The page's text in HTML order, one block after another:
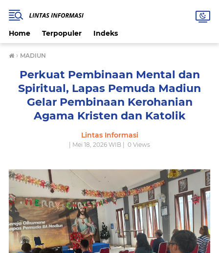
Home Terpopuler Indeks
› MADIUN
Perkuat Pembinaan Mental dan
Spiritual, Lapas Pemuda Madiun
Gelar Pembinaan Kerohanian
Agama Kristen dan Katolik
Lintas Informasi
| Mei 18, 2026 WIB | 0 Views